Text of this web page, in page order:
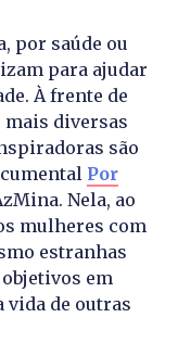
por saúde ou
para ajudar
À frente de
diversas
são
Por
Nela, ao
mulheres com
estranhas
em
vida de outras